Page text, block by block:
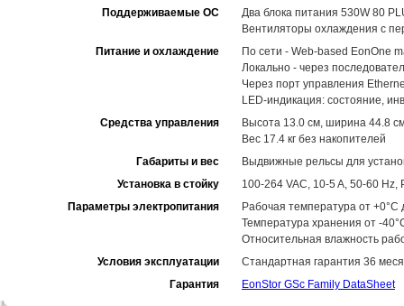
Поддерживаемые ОС
Два блока питания 530W 80
Вентиляторы охлаждения с
Питание и охлаждение
По сети - Web-based EonOne
Локально - через
Через порт управления
LED-индикация: состояние,
Средства управления
Высота 13.0 см, ширина 44.8
Вес 17.4 кг без накопителей
Габариты и вес
Выдвижные рельсы для
Установка в стойку
100-264 VAC, 10-5 A, 50-60 Hz,
Параметры электропитания
Рабочая температура от +0°C
Температура хранения от -
Относительная влажность
Условия эксплуатации
Стандартная гарантия 36
Гарантия
EonStor GSc Family DataSheet